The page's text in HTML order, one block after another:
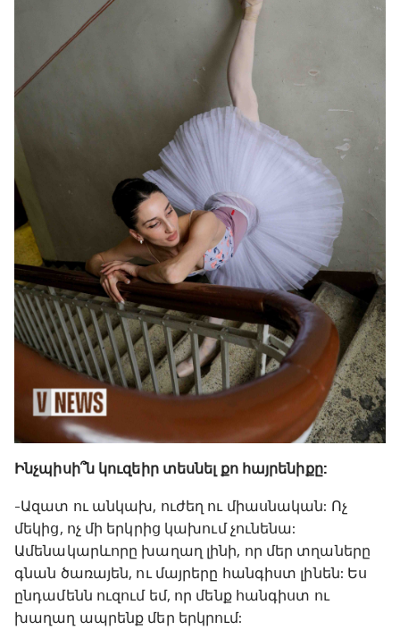
Ինչպիսի՞ն կուզեիր տեսնել քո հայրենիքը:
-Ազատ ու անկախ, ուժեղ ու միասնական: Ոչ
մեկից, ոչ մի երկրից կախում չունենա:
Ամենակարևորը խաղաղ լինի, որ մեր տղաները
գնան ծառայեն, ու մայրերը հանգիստ լինեն: Ես
ընդամենն ուզում եմ, որ մենք հանգիստ ու
խաղաղ ապրենք մեր երկրում: